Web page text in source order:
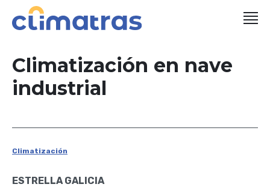
Climatización
Climatización en nave
industrial
ESTRELLA GALICIA